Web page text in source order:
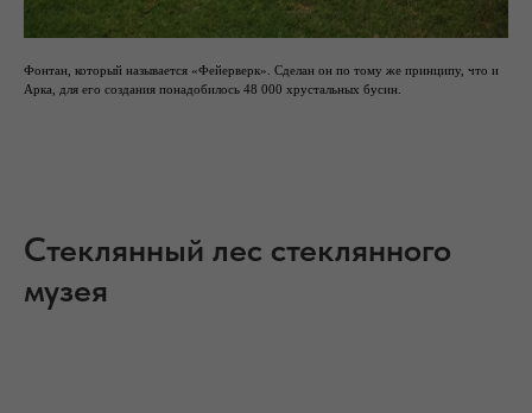
Фонтан, который называется «Фейерверк». Сделан он по тому же принципу, что и
Арка, для его создания понадобилось 48 000 хрустальных бусин.
Стеклянный лес стеклянного
музея